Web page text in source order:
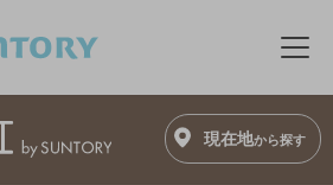
メ
現在地から探す